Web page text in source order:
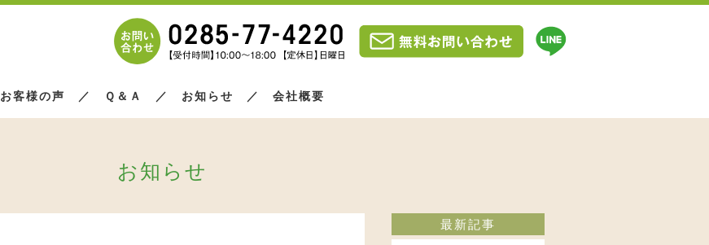
お客様の声 ／ Ｑ＆Ａ ／ お知らせ ／ 会社概要
お知らせ
最新記事